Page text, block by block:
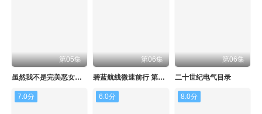
第05集
虽然我不是完美恶女～雏宫蝶鼠替换传～
第06集
碧蓝航线微速前行 第二季
第06集
二十世纪电气目录
7.0分 6.0分 8.0分